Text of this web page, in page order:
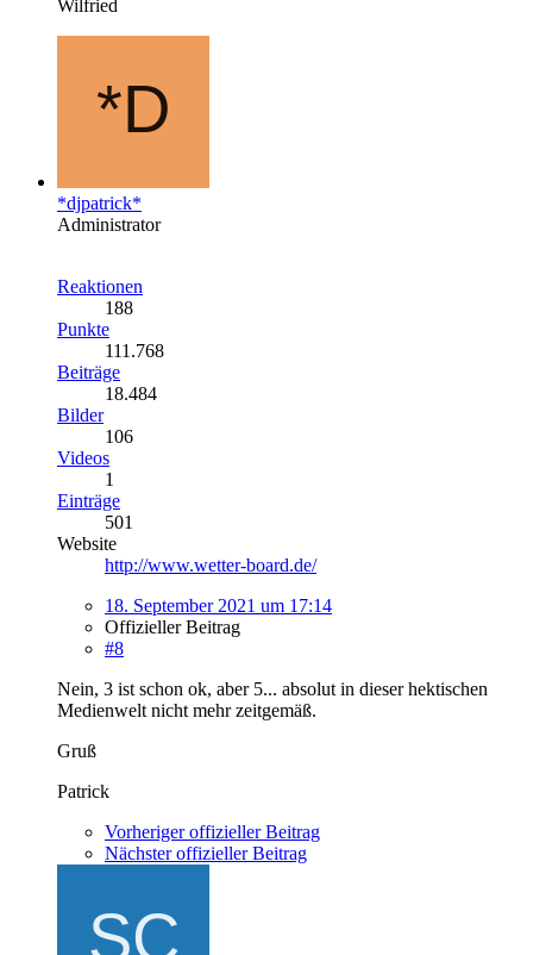
Wilfried
*djpatrick*
Administrator
Reaktionen
188
Punkte
111.768
Beiträge
18.484
Bilder
106
Videos
1
Einträge
501
Website
http://www.wetter-board.de/
18. September 2021 um 17:14
Offizieller Beitrag
#8
Nein, 3 ist schon ok, aber 5... absolut in dieser hektischen
Medienwelt nicht mehr zeitgemäß.
Gruß
Patrick
Vorheriger offizieller Beitrag
Nächster offizieller Beitrag